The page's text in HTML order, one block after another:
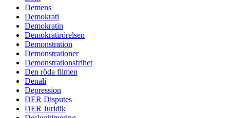
Demens
Demokrati
Demokratin
Demokratirörelsen
Demonstration
Demonstrationer
Demonstrationsfrihet
Den röda filmen
Denali
Depression
DER Disputes
DER Juridik